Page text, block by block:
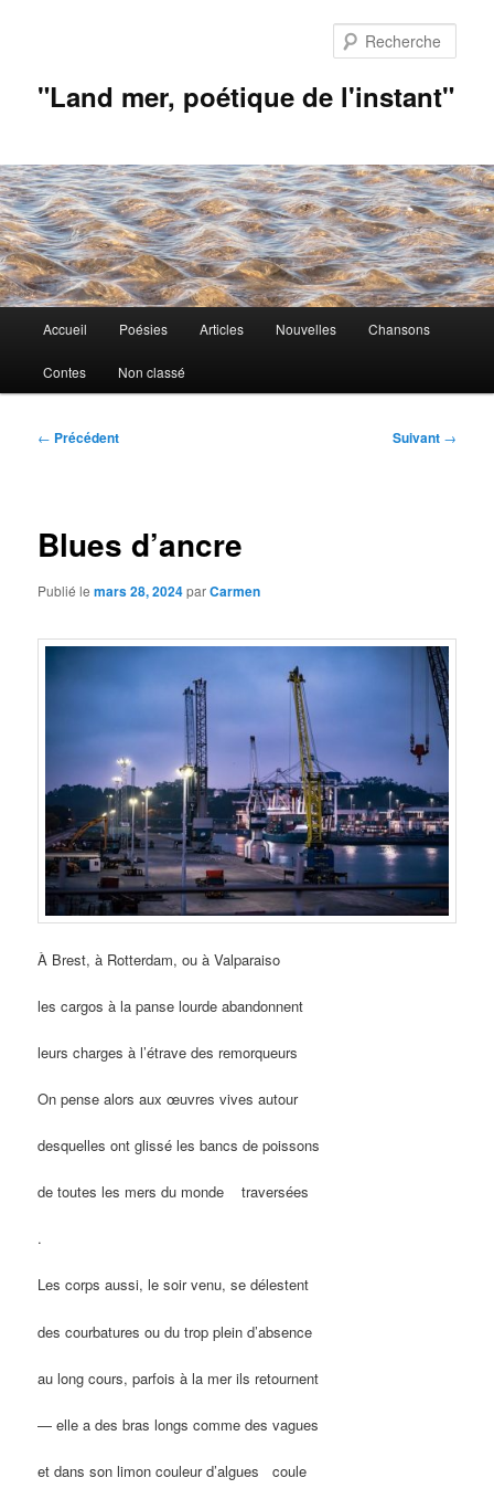
"Land mer, poétique de l'instant"
principal
Accueil Poésies Articles Nouvelles Chansons
Contes Non classé
Navigation
← Précédent Suivant →
Blues d’ancre
Publié lemars 28, 2024parCarmen
À Brest, à Rotterdam, ou à Valparaiso
les cargos à la panse lourde abandonnent
leurs charges à l’étrave des remorqueurs
On pense alors aux œuvres vives autour
desquelles ont glissé les bancs de poissons
de toutes les mers du monde traversées
.
Les corps aussi, le soir venu, se délestent
des courbatures ou du trop plein d’absence
au long cours, parfois à la mer ils retournent
— elle a des bras longs comme des vagues
et dans son limon couleur d’algues coule